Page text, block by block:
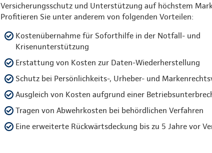
Versicherungsschutz und Unterstützung auf höchstem
Profitieren Sie unter anderem von folgenden Vorteilen:
Kostenübernahme für Soforthilfe in der Notfall- und
Krisenunterstützung
Erstattung von Kosten zur Daten-Wiederherstellung
Schutz bei Persönlichkeits-, Urheber- und
Ausgleich von Kosten aufgrund einer
Tragen von Abwehrkosten bei behördlichen Verfahren
Eine erweiterte Rückwärtsdeckung bis zu 5 Jahre vor